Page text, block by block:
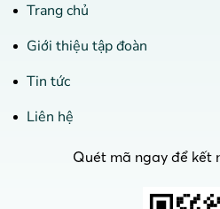
loại đèn Tuýp LED
giá rẻ và kém chất
lượng hơn. Khả năng
tản nhiệt kém hơn so
độ bền và hiệu suất
đèn này cũng thấp
Trang chủ
Giới thiệu tập đoàn
Tin tức
Liên hệ
Quét mã ngay để kết